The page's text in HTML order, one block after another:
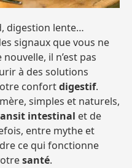
digestion lente…
signaux que vous ne
il n’est pas
à des solutions
confortdigestif.
simples et naturels,
intestinal et de
entre mythe et
ce qui fonctionne
santé.